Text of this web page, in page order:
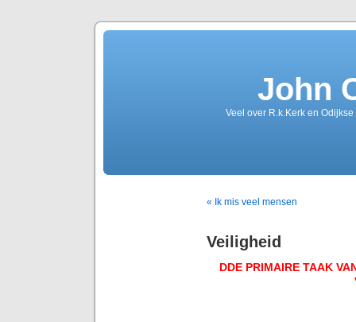
John
Veel over R.k.Kerk en
« Ik mis veel mensen
Veiligheid
DDE PRIMAIRE TAAK